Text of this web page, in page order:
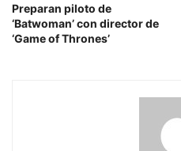
Preparan piloto de
‘Batwoman’ con director de
‘Game of Thrones’